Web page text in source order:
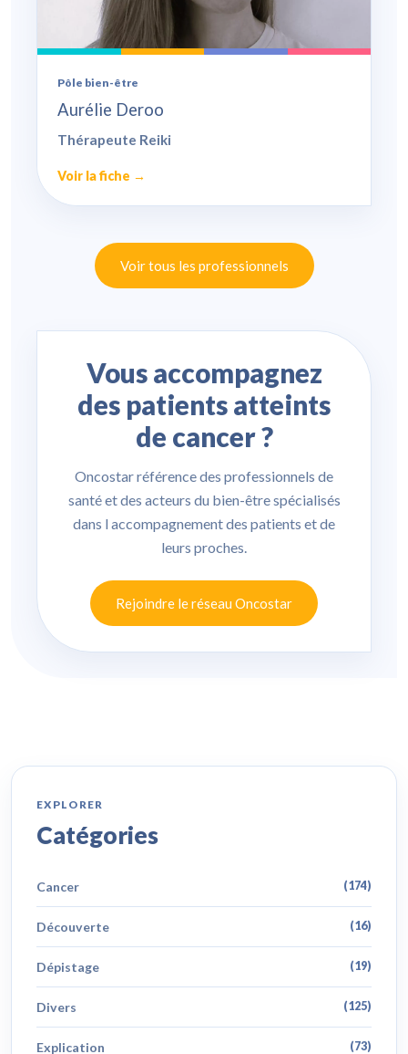
Pôle bien-être
Aurélie Deroo
Thérapeute Reiki
Voir la fiche →
Voir tous les professionnels
Vous accompagnez
des patients atteints
de cancer ?
Oncostar référence des professionnels de
santé et des acteurs du bien-être spécialisés
dans l accompagnement des patients et de
leurs proches.
Rejoindre le réseau Oncostar
EXPLORER
Catégories
Cancer (174)
Découverte (16)
Dépistage (19)
Divers (125)
Explication (73)